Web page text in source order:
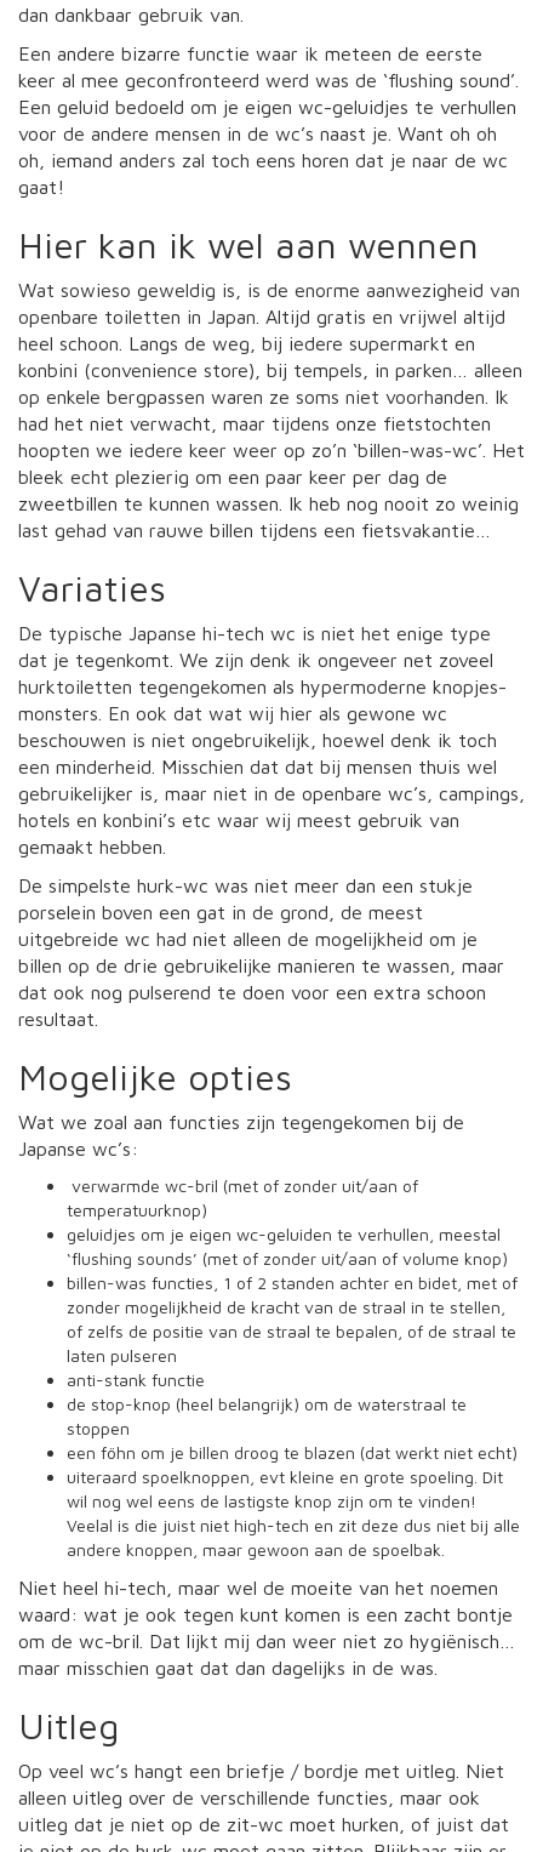
dan dankbaar gebruik van.
Een andere bizarre functie waar ik meteen de eerste
keer al mee geconfronteerd werd was de ‘flushing sound’.
Een geluid bedoeld om je eigen wc-geluidjes te verhullen
voor de andere mensen in de wc’s naast je. Want oh oh
oh, iemand anders zal toch eens horen dat je naar de wc
gaat!
Hier kan ik wel aan wennen
Wat sowieso geweldig is, is de enorme aanwezigheid van
openbare toiletten in Japan. Altijd gratis en vrijwel altijd
heel schoon. Langs de weg, bij iedere supermarkt en
konbini (convenience store), bij tempels, in parken… alleen
op enkele bergpassen waren ze soms niet voorhanden. Ik
had het niet verwacht, maar tijdens onze fietstochten
hoopten we iedere keer weer op zo’n ‘billen-was-wc’. Het
bleek echt plezierig om een paar keer per dag de
zweetbillen te kunnen wassen. Ik heb nog nooit zo weinig
last gehad van rauwe billen tijdens een fietsvakantie…
Variaties
De typische Japanse hi-tech wc is niet het enige type
dat je tegenkomt. We zijn denk ik ongeveer net zoveel
hurktoiletten tegengekomen als hypermoderne knopjes-
monsters. En ook dat wat wij hier als gewone wc
beschouwen is niet ongebruikelijk, hoewel denk ik toch
een minderheid. Misschien dat dat bij mensen thuis wel
gebruikelijker is, maar niet in de openbare wc’s, campings,
hotels en konbini’s etc waar wij meest gebruik van
gemaakt hebben.
De simpelste hurk-wc was niet meer dan een stukje
porselein boven een gat in de grond, de meest
uitgebreide wc had niet alleen de mogelijkheid om je
billen op de drie gebruikelijke manieren te wassen, maar
dat ook nog pulserend te doen voor een extra schoon
resultaat.
Mogelijke opties
Wat we zoal aan functies zijn tegengekomen bij de
Japanse wc’s:
verwarmde wc-bril (met of zonder uit/aan of
temperatuurknop)
geluidjes om je eigen wc-geluiden te verhullen, meestal
‘flushing sounds’ (met of zonder uit/aan of volume knop)
billen-was functies, 1 of 2 standen achter en bidet, met of
zonder mogelijkheid de kracht van de straal in te stellen,
of zelfs de positie van de straal te bepalen, of de straal te
laten pulseren
anti-stank functie
de stop-knop (heel belangrijk) om de waterstraal te
stoppen
een föhn om je billen droog te blazen (dat werkt niet echt)
uiteraard spoelknoppen, evt kleine en grote spoeling. Dit
wil nog wel eens de lastigste knop zijn om te vinden!
Veelal is die juist niet high-tech en zit deze dus niet bij alle
andere knoppen, maar gewoon aan de spoelbak.
Niet heel hi-tech, maar wel de moeite van het noemen
waard: wat je ook tegen kunt komen is een zacht bontje
om de wc-bril. Dat lijkt mij dan weer niet zo hygiënisch…
maar misschien gaat dat dan dagelijks in de was.
Uitleg
Op veel wc’s hangt een briefje / bordje met uitleg. Niet
alleen uitleg over de verschillende functies, maar ook
uitleg dat je niet op de zit-wc moet hurken, of juist dat